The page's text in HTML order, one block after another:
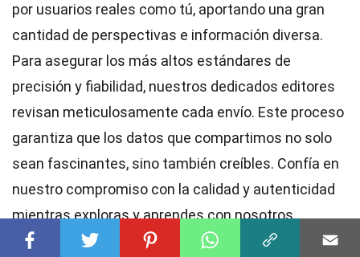
por usuarios reales como tú, aportando una gran
cantidad de perspectivas e información diversa.
Para asegurar los más altos estándares de
precisión y fiabilidad, nuestros dedicados editores
revisan meticulosamente cada envío. Este proceso
garantiza que los datos que compartimos no solo
sean fascinantes, sino también creíbles. Confía en
nuestro compromiso con la calidad y autenticidad
mientras exploras y aprendes con nosotros.